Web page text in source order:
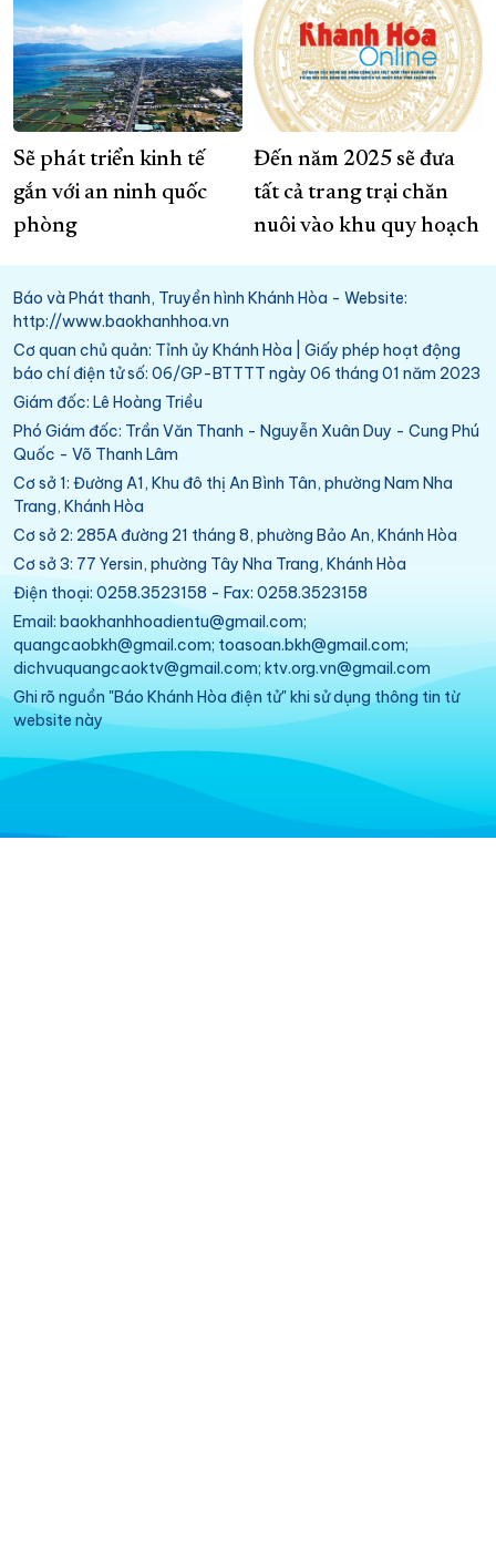
Sẽ phát triển kinh tế
gắn với an ninh quốc
phòng
Đến năm 2025 sẽ đưa
tất cả trang trại chăn
nuôi vào khu quy hoạch
Báo và Phát thanh, Truyền hình Khánh Hòa - Website:
http://www.baokhanhhoa.vn
Cơ quan chủ quản: Tỉnh ủy Khánh Hòa | Giấy phép hoạt động
báo chí điện tử số: 06/GP-BTTTT ngày 06 tháng 01 năm 2023
Giám đốc: Lê Hoàng Triều
Phó Giám đốc: Trần Văn Thanh - Nguyễn Xuân Duy - Cung Phú
Quốc - Võ Thanh Lâm
Cơ sở 1: Đường A1, Khu đô thị An Bình Tân, phường Nam Nha
Trang, Khánh Hòa
Cơ sở 2: 285A đường 21 tháng 8, phường Bảo An, Khánh Hòa
Cơ sở 3: 77 Yersin, phường Tây Nha Trang, Khánh Hòa
Điện thoại: 0258.3523158 - Fax: 0258.3523158
Email: baokhanhhoadientu@gmail.com;
quangcaobkh@gmail.com; toasoan.bkh@gmail.com;
dichvuquangcaoktv@gmail.com; ktv.org.vn@gmail.com
Ghi rõ nguồn "Báo Khánh Hòa điện tử" khi sử dụng thông tin từ
website này